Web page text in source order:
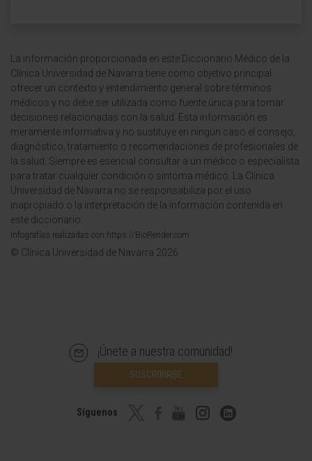
La información proporcionada en este Diccionario Médico de la
Clínica Universidad de Navarra tiene como objetivo principal
ofrecer un contexto y entendimiento general sobre términos
médicos y no debe ser utilizada como fuente única para tomar
decisiones relacionadas con la salud. Esta información es
meramente informativa y no sustituye en ningún caso el consejo,
diagnóstico, tratamiento o recomendaciones de profesionales de
la salud. Siempre es esencial consultar a un médico o especialista
para tratar cualquier condición o síntoma médico. La Clínica
Universidad de Navarra no se responsabiliza por el uso
inapropiado o la interpretación de la información contenida en
este diccionario.
Infografías realizadas con https://BioRender.com
© Clínica Universidad de Navarra 2026
¡Únete a nuestra comunidad!
SUSCRIBIRSE
Síguenos